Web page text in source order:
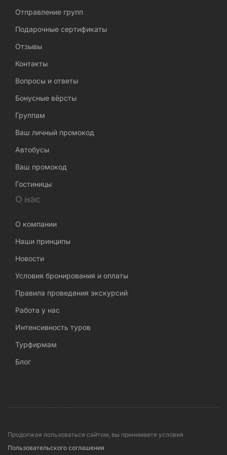
Отправление групп
Подарочные сертификаты
Отзывы
Контакты
Вопросы и ответы
Бонусные вёрсты
Группам
Ваш личный промокод
Автобусы
Ваш промокод
Гостиницы
О нас
О компании
Наши принципы
Новости
Условия бронирования и оплаты
Правила проведения экскурсий
Работа у нас
Интенсивность туров
Турфирмам
Блог
Продолжая пользоваться сайтом, вы принимаете условия
Пользовательского соглашения